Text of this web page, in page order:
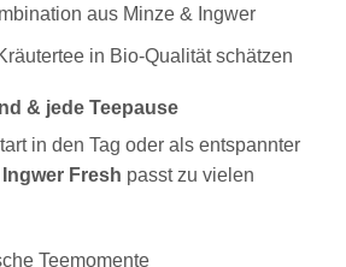
aus Minze & Ingwer
in Bio-Qualität schätzen
& jede Teepause
in den Tag oder als entspannter
Ingwer Fresh passt zu vielen
Teemomente